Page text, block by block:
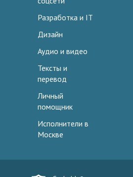
Разработка и IT
Дизайн
Аудио и видео
Тексты и
перевод
Личный
помощник
Исполнители в
Москве